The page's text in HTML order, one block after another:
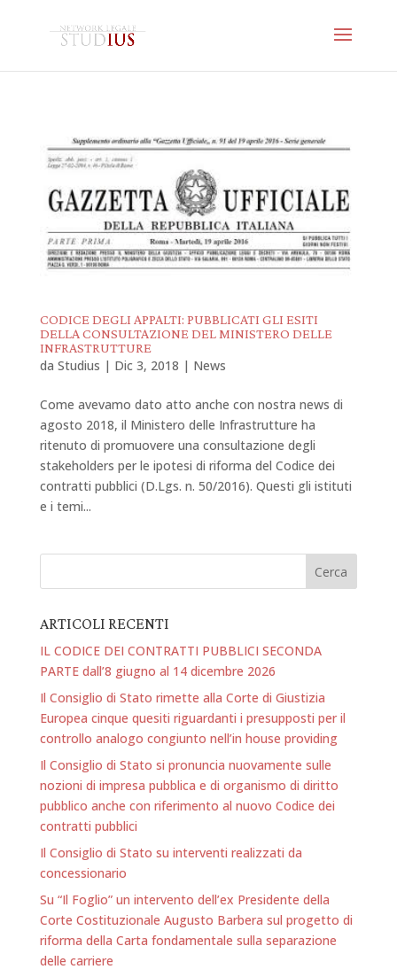
CODICE DEGLI APPALTI: PUBBLICATI GLI ESITI
DELLA CONSULTAZIONE DEL MINISTERO DELLE
INFRASTRUTTURE
da Studius | Dic 3, 2018 | News
Come avevamo dato atto anche con nostra news di
agosto 2018, il Ministero delle Infrastrutture ha
ritenuto di promuovere una consultazione degli
stakeholders per le ipotesi di riforma del Codice dei
contratti pubblici (D.Lgs. n. 50/2016). Questi gli istituti
e i temi...
ARTICOLI RECENTI
IL CODICE DEI CONTRATTI PUBBLICI SECONDA
PARTE dall’8 giugno al 14 dicembre 2026
Il Consiglio di Stato rimette alla Corte di Giustizia
Europea cinque quesiti riguardanti i presupposti per il
controllo analogo congiunto nell’in house providing
Il Consiglio di Stato si pronuncia nuovamente sulle
nozioni di impresa pubblica e di organismo di diritto
pubblico anche con riferimento al nuovo Codice dei
contratti pubblici
Il Consiglio di Stato su interventi realizzati da
concessionario
Su “Il Foglio” un intervento dell’ex Presidente della
Corte Costituzionale Augusto Barbera sul progetto di
riforma della Carta fondamentale sulla separazione
delle carriere